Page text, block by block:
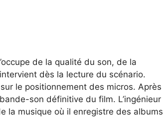
de la qualité du son, de la
dès la lecture du scénario.
le positionnement des micros. Après
son définitive du film. L’ingénieur
la musique où il enregistre des albums